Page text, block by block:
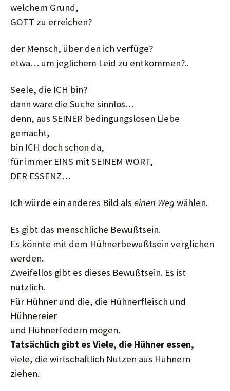
welchem Grund,
GOTT zu erreichen?
der Mensch, über den ich verfüge?
etwa… um jeglichem Leid zu entkommen?..
Seele, die ICH bin?
dann wäre die Suche sinnlos…
denn, aus SEINER bedingungslosen Liebe
gemacht,
bin ICH doch schon da,
für immer EINS mit SEINEM WORT,
DER ESSENZ…
Ich würde ein anderes Bild als einen Wegwählen.
Es gibt das menschliche Bewußtsein.
Es könnte mit dem Hühnerbewußtsein verglichen
werden.
Zweifellos gibt es dieses Bewußtsein. Es ist
nützlich.
Für Hühner und die, die Hühnerfleisch und
Hühnereier
und Hühnerfedern mögen.
Tatsächlich gibt es Viele, die Hühner essen,
viele, die wirtschaftlich Nutzen aus Hühnern
ziehen.